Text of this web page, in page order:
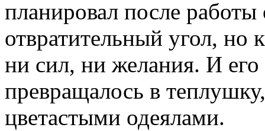
планировал после работы
отвратительный угол, но
ни сил, ни желания. И
превращалось в
цветастыми одеялами.